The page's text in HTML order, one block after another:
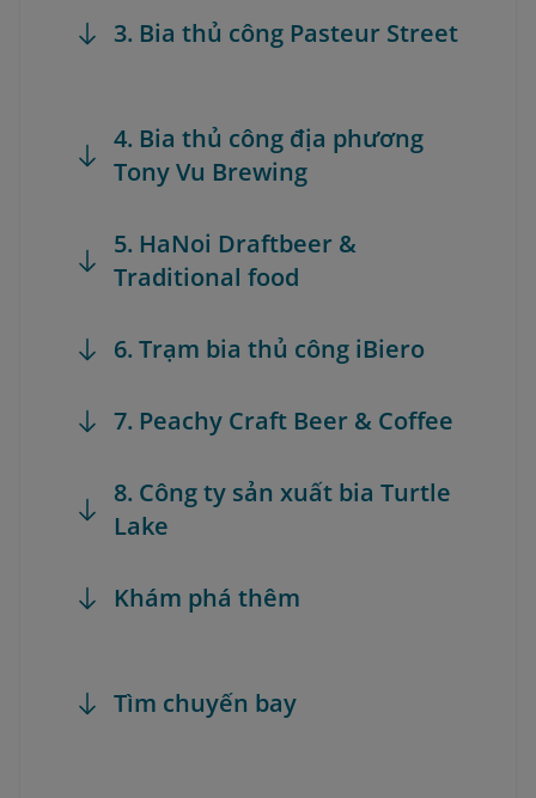
3. Bia thủ công Pasteur Street
4. Bia thủ công địa phương
Tony Vu Brewing
5. HaNoi Draftbeer &
Traditional food
6. Trạm bia thủ công iBiero
7. Peachy Craft Beer & Coffee
8. Công ty sản xuất bia Turtle
Lake
Khám phá thêm
Tìm chuyến bay